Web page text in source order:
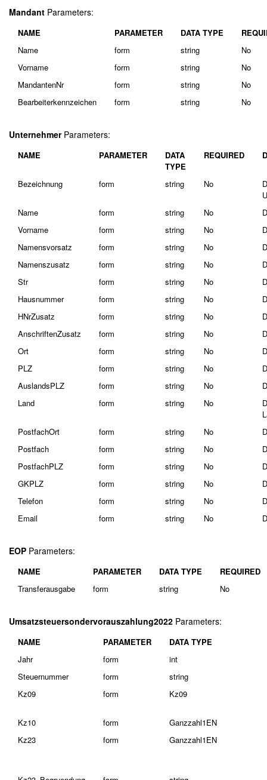
Mandant Parameters:
NAME PARAMETER DATA TYPE
Name
form string
No
Vorname
form string
No
MandantenNr
form string
No
Bearbeiterkennzeichen
form string No
UnternehmerParameters:
NAME PARAMETER
DATA
TYPE
REQUIRED
Bezeichnung form string No
Name
form string No
Vorname
form string No
Namensvorsatz
form string No
Namenszusatz
form string No
Str
form string No
Hausnummer
form string No
HNrZusatz
form string No
AnschriftenZusatz
form string No
Ort
form string No
PLZ
form string No
AuslandsPLZ
form string No
Land
form string No
PostfachOrt
form string No
Postfach
form string No
PostfachPLZ
form string No
GKPLZ
form string No
Telefon
form string No
Email
form string No
EOP Parameters:
NAME PARAMETER DATA TYPE
REQUIRED
Transferausgabe
form string No
Umsatzsteuersondervorauszahlung2022 Parameters:
NAME PARAMETER
DATA TYPE
Jahr
form
int
Steuernummer
form
string
Kz09
form Kz09
Kz10 form
Ganzzahl1EN
Kz23
form Ganzzahl1EN